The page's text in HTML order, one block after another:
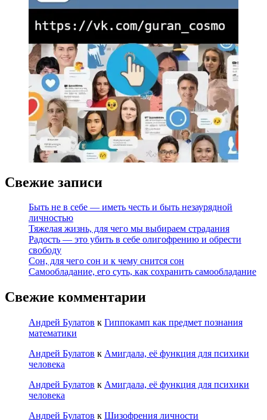
Свежие записи
Быть не в себе — иметь честь и быть незаурядной
личностью
Тяжелая жизнь, для чего мы выбираем страдания
Радость — это убить в себе олигофрению и обрести
свободу
Сон, для чего сон и к чему снится сон
Самообладание, его суть, как сохранить самообладание
Свежие комментарии
Андрей Булатов к Гиппокамп как предмет познания
математики
Андрей Булатов к Амигдала, её функция для психики
человека
Андрей Булатов к Амигдала, её функция для психики
человека
Андрей Булатов к Шизофрения личности